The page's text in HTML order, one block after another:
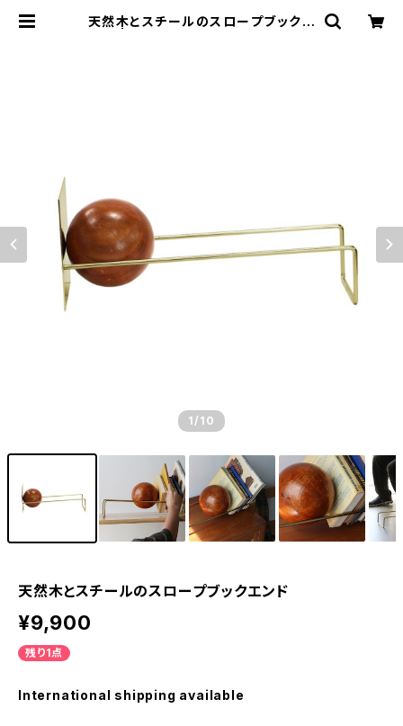
天然木とスチールのスロープブックエ
1 /10
天然木とスチールのスロープブックエンド
¥9,900
残り1点
International shipping available